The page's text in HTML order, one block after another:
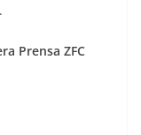
Prensa ZFC